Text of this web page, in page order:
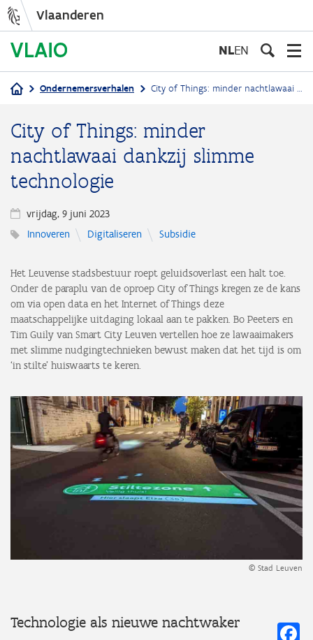
inhoud
Vlaanderen
NLEN
Ondernemersverhalen City of Things: minder nachtlawaai dankzij slimme technologie
City of Things: minder
nachtlawaai dankzij slimme
technologie
vrijdag, 9 juni 2023
Innoveren
Digitaliseren Subsidie
Het Leuvense stadsbestuur roept geluidsoverlast een halt toe.
Onder de paraplu van de oproep City of Things kregen ze de kans
om via open data en het Internet of Things deze
maatschappelijke uitdaging lokaal aan te pakken. Bo Peeters en
Tim Guily van Smart City Leuven vertellen hoe ze lawaaimakers
met slimme nudgingtechnieken bewust maken dat het tijd is om
‘in stilte’ huiswaarts te keren.
© Stad Leuven
Technologie als nieuwe nachtwaker